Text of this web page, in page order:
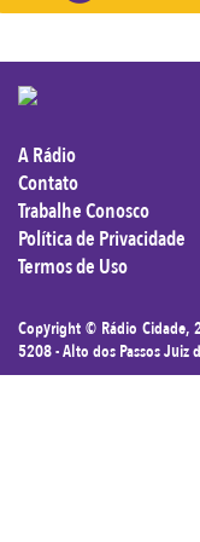
A Rádio
Contato
Trabalhe Conosco
Política de Privacidade
Termos de Uso
Copyright © Rádio Cidade,
5208 - Alto dos Passos Juiz